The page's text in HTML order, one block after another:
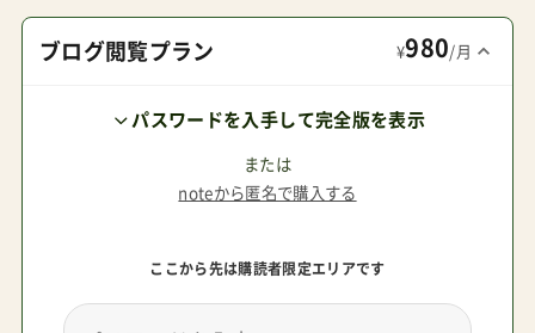
高さを変えようがないので押す人のサイズ感で選
とAer2（新型）の違いをチェック現行機よりもさら
にハンドル位置が高くなっているけれど6kg台の
コンパクトベビーカーとしては最高位クラス高身
りなく近いなら、これはもう皆が求めていた
「YOYOと同じくらい軽くて、おしゃれで、肩がけで
ブログ閲覧プラン ¥980/月
パスワードを入手して完全版を表示
または
noteから匿名で購入する
ここから先は購読者限定エリアです